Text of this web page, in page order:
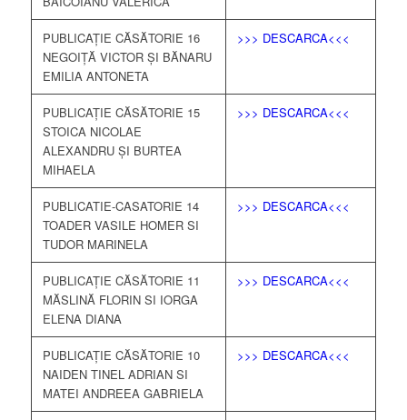
PUBLICAȚIE CĂSĂTORIE 16
NEGOIȚĂ VICTOR ȘI BĂNARU
EMILIA ANTONETA
>>> DESCARCA<<<
PUBLICAȚIE CĂSĂTORIE 15
STOICA NICOLAE
ALEXANDRU ȘI BURTEA
MIHAELA
>>> DESCARCA<<<
PUBLICATIE-CASATORIE 14
TOADER VASILE HOMER SI
TUDOR MARINELA
>>> DESCARCA<<<
PUBLICAȚIE CĂSĂTORIE 11
MĂSLINĂ FLORIN SI IORGA
ELENA DIANA
>>> DESCARCA<<<
PUBLICAȚIE CĂSĂTORIE 10
NAIDEN TINEL ADRIAN SI
MATEI ANDREEA GABRIELA
>>> DESCARCA<<<